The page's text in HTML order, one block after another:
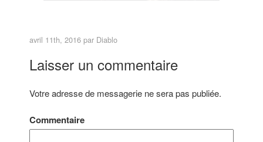
avril 11th, 2016 par Diablo
Laisser un commentaire
Votre adresse de messagerie ne sera pas publiée.
Commentaire